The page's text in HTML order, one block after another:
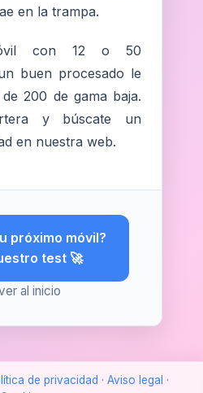
en la trampa.
con 12 o 50
buen procesado le
200 de gama baja.
y búscate un
en nuestra web.
próximo móvil?
test 🚀
al inicio
de privacidad · Aviso legal ·